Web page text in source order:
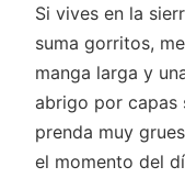
Si vives en la
suma gorritos,
manga larga y
abrigo por capas
prenda muy
el momento del